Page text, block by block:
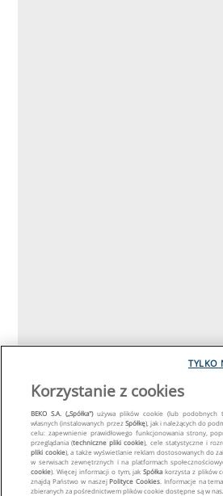
Korzystanie z cookies
BEKO S.A. („Spółka")używa plików cookie (lub podobnych
własnych (instalowanych przezSpółkę), jak i należących do
celu: zapewnienie prawidłowego funkcjonowania strony,
przeglądania (techniczne pliki cookie), cele statystyczne i
pliki cookie), a także wyświetlanie reklam dostosowanych do
w serwisach zewnętrznych i na platformach
cookie). Więcej informacji o tym, jakSpółka korzysta z plików
znajdą Państwo w naszejPolityce Cookies . Informacje na
zbieranych za pośrednictwem plików cookie dostępne są w
TYLKO